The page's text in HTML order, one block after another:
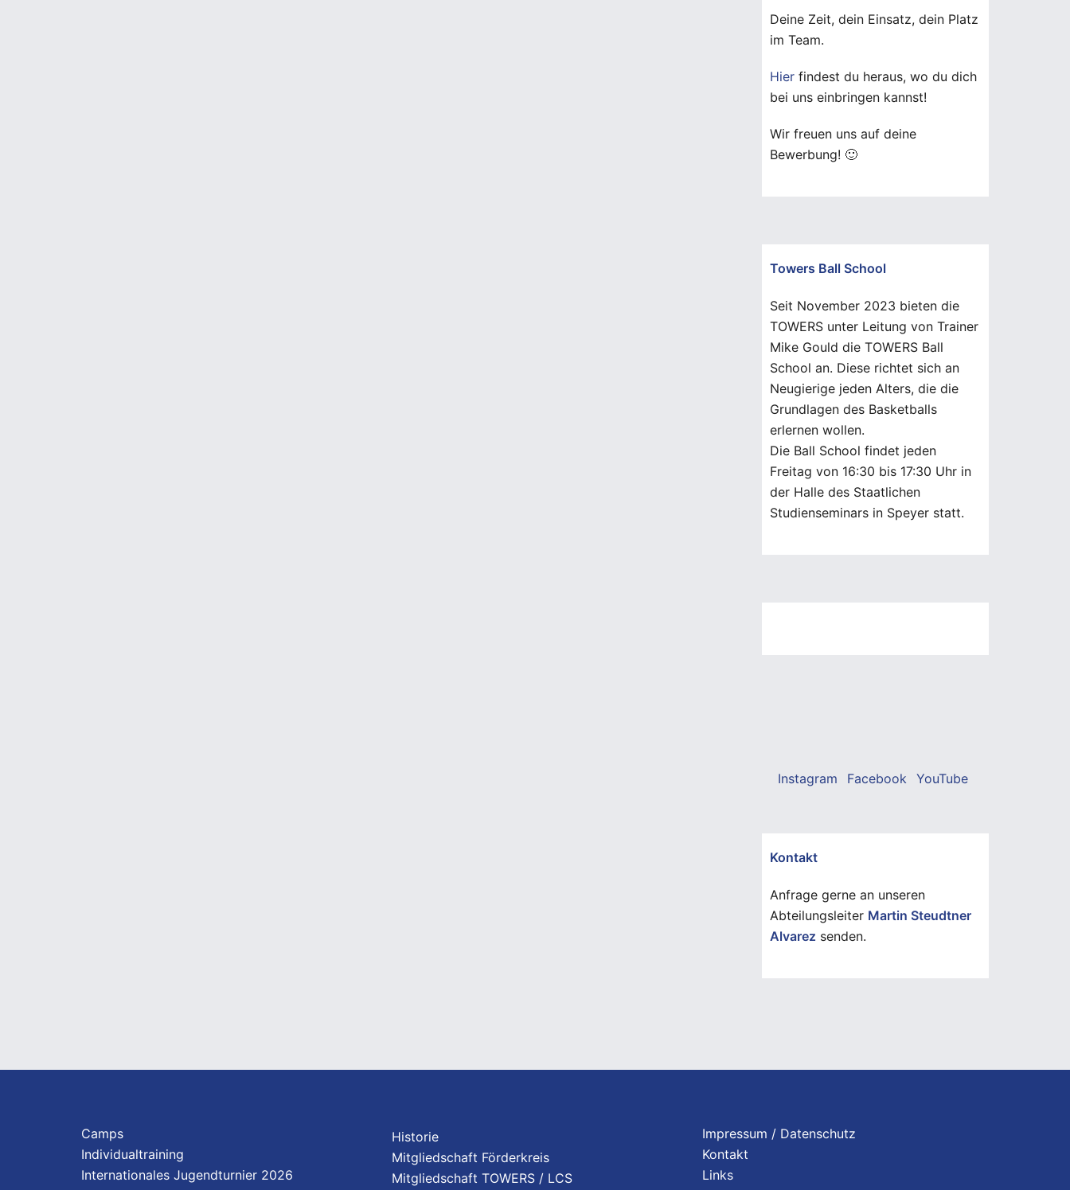
Deine Zeit, dein Einsatz, dein Platz
im Team.
Hier findest du heraus, wo du dich
bei uns einbringen kannst!
Wir freuen uns auf deine
Bewerbung! 🙂
Towers Ball School
Seit November 2023 bieten die
TOWERS unter Leitung von Trainer
Mike Gould die TOWERS Ball
School an. Diese richtet sich an
Neugierige jeden Alters, die die
Grundlagen des Basketballs
erlernen wollen.
Die Ball School findet jeden
Freitag von 16:30 bis 17:30 Uhr in
der Halle des Staatlichen
Studienseminars in Speyer statt.
Instagram Facebook YouTube
Kontakt
Anfrage gerne an unseren
Abteilungsleiter Martin Steudtner
Alvarez senden.
Camps
Individualtraining
Internationales Jugendturnier 2026
Historie
Mitgliedschaft Förderkreis
Mitgliedschaft TOWERS / LCS
Impressum / Datenschutz
Kontakt
Links